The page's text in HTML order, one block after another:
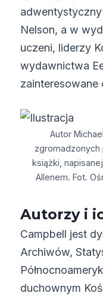
Nelson, a w
uczeni, liderzy
wydawnictwa
zainteresowane
Autor
książki,
Allenem. Fot.
Autorzy i
Campbell jest
Archiwów,
duchownym